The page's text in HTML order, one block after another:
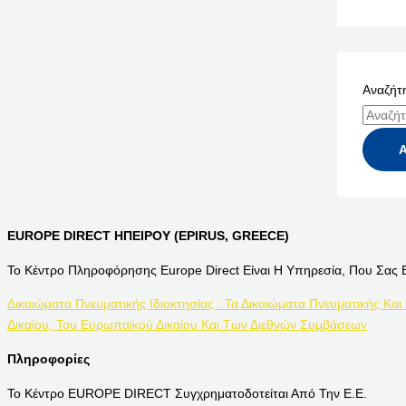
EUROPE DIRECT ΗΠΕΙΡΟΥ (EPIRUS, GREECE)
Το Κέντρο Πληροφόρησης Europe Direct Είναι Η Υπηρεσία, Που Σας
Δικαιώματα Πνευματικής Ιδιοκτησίας : Τα Δικαιώματα Πνευματικής
Δικαίου, Του Ευρωπαϊκού Δικαίου Και Των Διεθνών Συμβάσεων
Πληροφορίες
Το Κέντρο EUROPE DIRECT Συγχρηματοδοτείται Από Την Ε.Ε.